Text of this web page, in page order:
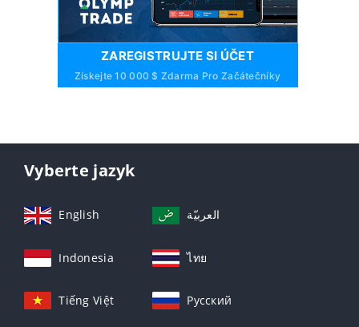
ZAREGISTRUJTE SI ÚČET
Získejte 10 000 $ Zdarma Pro Začátečníky
Vyberte jazyk
English العربيّة
Indonesia ไทย
Tiếng Việt Русский